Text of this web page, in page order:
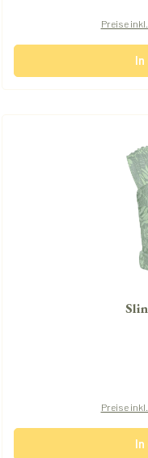
Preise
In
Preise
In